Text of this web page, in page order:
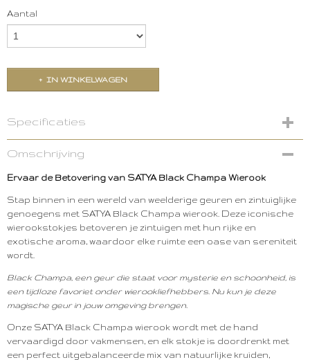
Aantal
IN WINKELWAGEN
Specificaties
Omschrijving
Ervaar de Betovering van SATYA Black Champa Wierook
Stap binnen in een wereld van weelderige geuren en zintuiglijke
genoegens met SATYA Black Champa wierook. Deze iconische
wierookstokjes betoveren je zintuigen met hun rijke en
exotische aroma, waardoor elke ruimte een oase van sereniteit
wordt.
Black Champa, een geur die staat voor mysterie en schoonheid, is
een tijdloze favoriet onder wierookliefhebbers. Nu kun je deze
magische geur in jouw omgeving brengen.
Onze SATYA Black Champa wierook wordt met de hand
vervaardigd door vakmensen, en elk stokje is doordrenkt met
een perfect uitgebalanceerde mix van natuurlijke kruiden,